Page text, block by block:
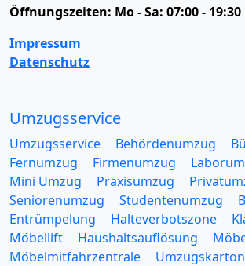
Öffnungszeiten: Mo - Sa: 07:00 -
Impressum
Datenschutz
Umzugsservice
Umzugsservice Behördenumzug
Fernumzug
Firmenumzug
Mini Umzug
Praxisumzug
Seniorenumzug
Studentenumzug
Entrümpelung
Halteverbotszone
Möbellift
Haushaltsauflösung
Möbelmitfahrzentrale